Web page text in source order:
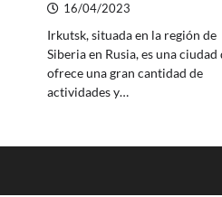
16/04/2023
Irkutsk, situada en la región de
Siberia en Rusia, es una ciudad
ofrece una gran cantidad de
actividades y…